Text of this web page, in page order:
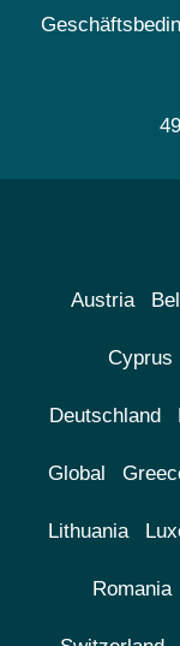
Austria
Cyprus
Deutschland
Global
Lithuania
Romania